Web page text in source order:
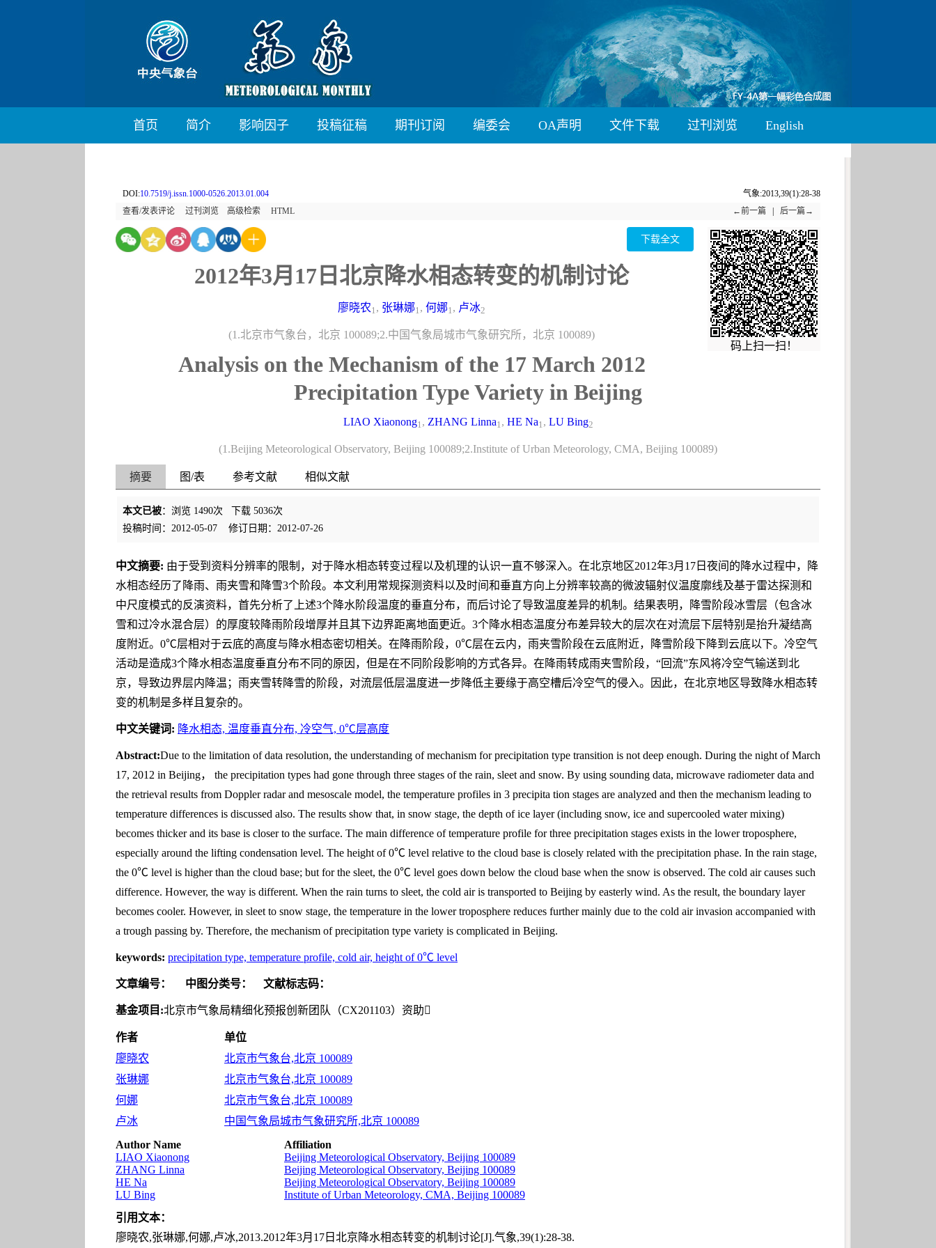
首页 简介 影响因子 投稿征稿 期刊订阅 编委会 OA声明 文件下载 过刊浏览 English
DOI:10.7519/j.issn.1000-0526.2013.01.004
气象:2013,39(1):28-38
查看/发表评论
过刊浏览 高级检索 HTML ←前一篇 后一篇→
码上扫一扫！
下载全文
2012年3月17日北京降水相态转变的机制讨论
廖晓农1, 张琳娜1,何娜1, 卢冰2
(1.北京市气象台，北京 100089;2.中国气象局城市气象研究所，北京 100089)
Analysis on the Mechanism of the 17 March 2012
Precipitation Type Variety in Beijing
LIAO Xiaonong1, ZHANG Linna1, HE Na1, LU Bing2
(1.Beijing Meteorological Observatory, Beijing 100089;2.Institute of Urban Meteorology, CMA, Beijing 100089)
摘要 图/表 参考文献 相似文献
本文已被：浏览 1490次 下载 5036次
投稿时间：2012-05-07
修订日期：2012-07-26
中文摘要: 由于受到资料分辨率的限制，对于降水相态转变过程以及机理的认识一直不够深入。在北京地区2012年3月17日夜间的降水过程中，降
水相态经历了降雨、雨夹雪和降雪3个阶段。本文利用常规探测资料以及时间和垂直方向上分辨率较高的微波辐射仪温度廓线及基于雷达探测和
中尺度模式的反演资料，首先分析了上述3个降水阶段温度的垂直分布，而后讨论了导致温度差异的机制。结果表明，降雪阶段冰雪层（包含冰
雪和过冷水混合层）的厚度较降雨阶段增厚并且其下边界距离地面更近。3个降水相态温度分布差异较大的层次在对流层下层特别是抬升凝结高
度附近。0℃层相对于云底的高度与降水相态密切相关。在降雨阶段，0℃层在云内，雨夹雪阶段在云底附近，降雪阶段下降到云底以下。冷空气
活动是造成3个降水相态温度垂直分布不同的原因，但是在不同阶段影响的方式各异。在降雨转成雨夹雪阶段，“回流”东风将冷空气输送到北
京，导致边界层内降温；雨夹雪转降雪的阶段，对流层低层温度进一步降低主要缘于高空槽后冷空气的侵入。因此，在北京地区导致降水相态转
变的机制是多样且复杂的。
中文关键词: 降水相态, 温度垂直分布, 冷空气, 0℃层高度
Abstract:Due to the limitation of data resolution, the understanding of mechanism for precipitation type transition is not deep enough. During the night of March
17, 2012 in Beijing， the precipitation types had gone through three stages of the rain, sleet and snow. By using sounding data, microwave radiometer data and
the retrieval results from Doppler radar and mesoscale model, the temperature profiles in 3 precipita tion stages are analyzed and then the mechanism leading to
temperature differences is discussed also. The results show that, in snow stage, the depth of ice layer (including snow, ice and supercooled water mixing)
becomes thicker and its base is closer to the surface. The main difference of temperature profile for three precipitation stages exists in the lower troposphere,
especially around the lifting condensation level. The height of 0℃ level relative to the cloud base is closely related with the precipitation phase. In the rain stage,
the 0℃ level is higher than the cloud base; but for the sleet, the 0℃ level goes down below the cloud base when the snow is observed. The cold air causes such
difference. However, the way is different. When the rain turns to sleet, the cold air is transported to Beijing by easterly wind. As the result, the boundary layer
becomes cooler. However, in sleet to snow stage, the temperature in the lower troposphere reduces further mainly due to the cold air invasion accompanied with
a trough passing by. Therefore, the mechanism of precipitation type variety is complicated in Beijing.
keywords: precipitation type, temperature profile, cold air, height of 0℃ level
文章编号： 中图分类号： 文献标志码：
基金项目:北京市气象局精细化预报创新团队（CX201103）资助
作者
单位
廖晓农
北京市气象台,北京 100089
张琳娜
北京市气象台,北京 100089
何娜
北京市气象台,北京 100089
卢冰
中国气象局城市气象研究所,北京 100089
Author Name
Affiliation
LIAO Xiaonong
Beijing Meteorological Observatory, Beijing 100089
ZHANG Linna
Beijing Meteorological Observatory, Beijing 100089
HE Na
Beijing Meteorological Observatory, Beijing 100089
LU Bing
Institute of Urban Meteorology, CMA, Beijing 100089
引用文本：
廖晓农,张琳娜,何娜,卢冰,2013.2012年3月17日北京降水相态转变的机制讨论[J].气象,39(1):28-38.